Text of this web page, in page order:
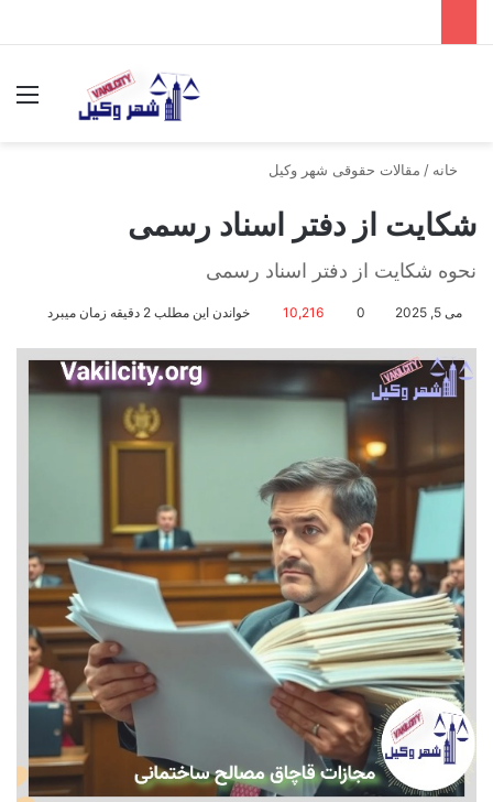
خانه / مقالات حقوقی شهر وکیل
شکایت از دفتر اسناد رسمی
نحوه شکایت از دفتر اسناد رسمی
می 5, 2025 0
10,216 خواندن این مطلب 2 دقیقه زمان میبرد